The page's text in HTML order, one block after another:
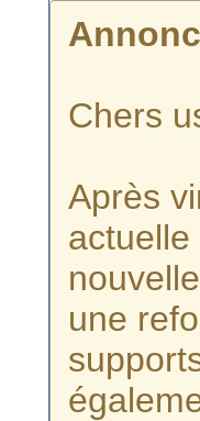
Chers
Après
une